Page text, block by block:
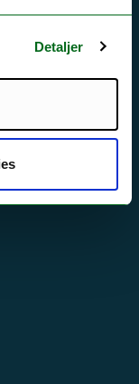
Detaljer